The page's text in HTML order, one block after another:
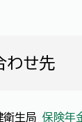
わせ先
衛生局 保険年